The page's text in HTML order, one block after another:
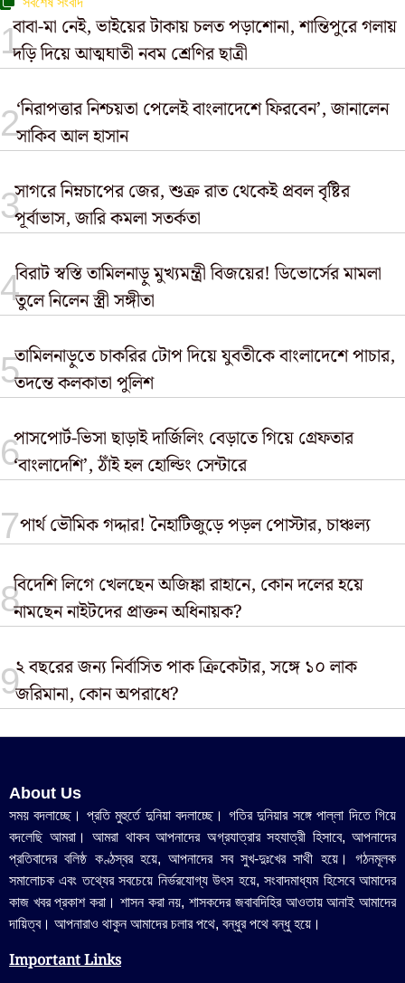
বাবা-মা নেই, ভাইয়ের টাকায় চলত পড়াশোনা, শান্তিপুরে গলায়
দড়ি দিয়ে আত্মঘাতী নবম শ্রেণির ছাত্রী
‘নিরাপত্তার নিশ্চয়তা পেলেই বাংলাদেশে ফিরবেন’, জানালেন
সাকিব আল হাসান
সাগরে নিম্নচাপের জের, শুক্র রাত থেকেই প্রবল বৃষ্টির
পূর্বাভাস, জারি কমলা সতর্কতা
বিরাট স্বস্তি তামিলনাড়ু মুখ্যমন্ত্রী বিজয়ের! ডিভোর্সের মামলা
তুলে নিলেন স্ত্রী সঙ্গীতা
তামিলনাড়ুতে চাকরির টোপ দিয়ে যুবতীকে বাংলাদেশে পাচার,
তদন্তে কলকাতা পুলিশ
পাসপোর্ট-ভিসা ছাড়াই দার্জিলিং বেড়াতে গিয়ে গ্রেফতার
‘বাংলাদেশি’, ঠাঁই হল হোল্ডিং সেন্টারে
পার্থ ভৌমিক গদ্দার! নৈহাটিজুড়ে পড়ল পোস্টার, চাঞ্চল্য
বিদেশি লিগে খেলছেন অজিঙ্কা রাহানে, কোন দলের হয়ে
নামছেন নাইটদের প্রাক্তন অধিনায়ক?
২ বছরের জন্য নির্বাসিত পাক ক্রিকেটার, সঙ্গে ১০ লাক
জরিমানা, কোন অপরাধে?
About Us
সময় বদলাচ্ছে। প্রতি মুহুর্তে দুনিয়া বদলাচ্ছে। গতির দুনিয়ার সঙ্গে পাল্লা দিতে গিয়ে
বদলেছি আমরা। আমরা থাকব আপনাদের অগ্রযাত্রার সহযাত্রী হিসাবে, আপনাদের
প্রতিবাদের বলিষ্ঠ কণ্ঠস্বর হয়ে, আপনাদের সব সুখ-দুঃখের সাথী হয়ে। গঠনমূলক
সমালোচক এবং তথ্যের সবচেয়ে নির্ভরযোগ্য উ‍ৎস হয়ে, সংবাদমাধ্যম হিসেবে আমাদের
কাজ খবর প্রকাশ করা। শাসন করা নয়, শাসকদের জবাবদিহির আওতায় আনাই আমাদের
দায়িত্ব। আপনারাও থাকুন আমাদের চলার পথে, বন্ধুর পথে বন্ধু হয়ে।
Important Links